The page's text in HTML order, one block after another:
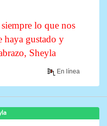
lo que nos
haya gustado y
Sheyla
En línea